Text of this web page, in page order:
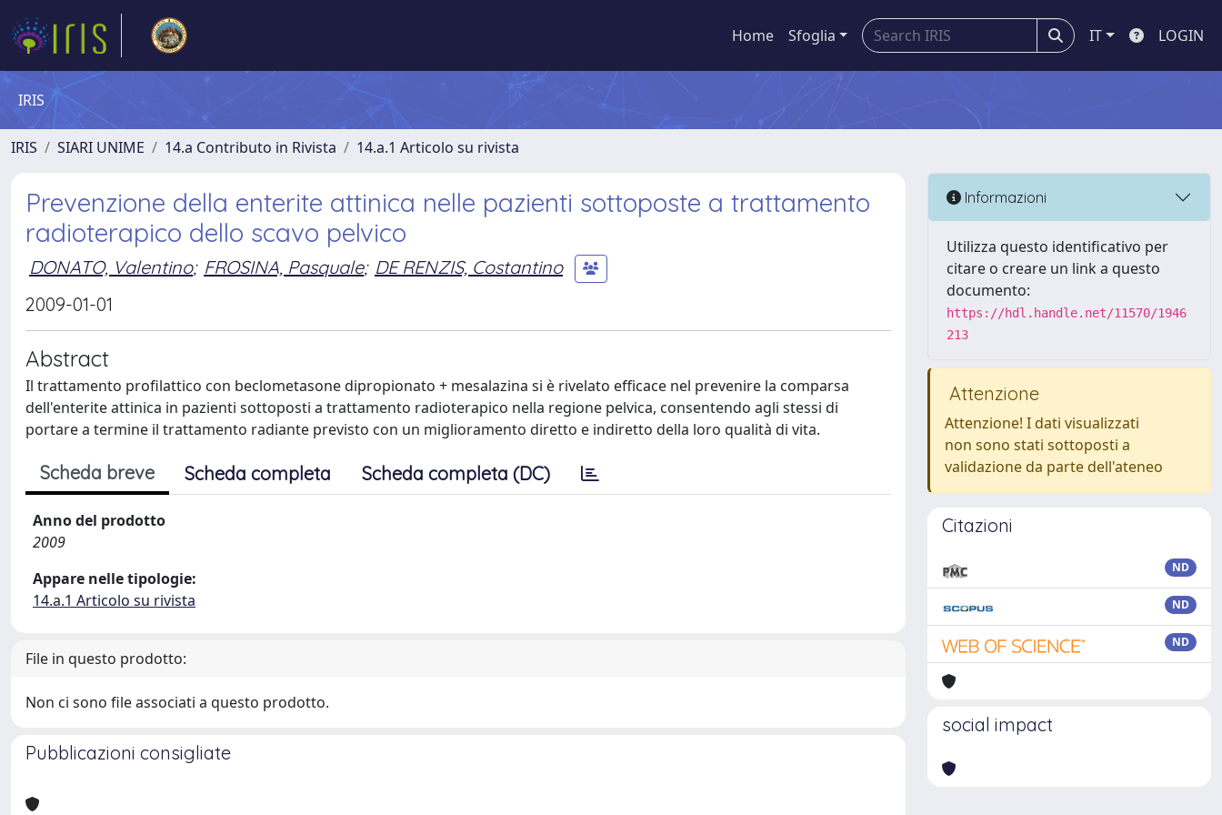
Home Sfoglia IT LOGIN
IRIS
IRIS SIARI UNIME 14.a Contributo in Rivista 14.a.1 Articolo su rivista
Prevenzione della enterite attinica nelle pazienti sottoposte a trattamento
radioterapico dello scavo pelvico
DONATO, Valentino; FROSINA, Pasquale; DE RENZIS, Costantino
2009-01-01
Abstract
Il trattamento profilattico con beclometasone dipropionato + mesalazina si è rivelato efficace nel prevenire la comparsa
dell'enterite attinica in pazienti sottoposti a trattamento radioterapico nella regione pelvica, consentendo agli stessi di
portare a termine il trattamento radiante previsto con un miglioramento diretto e indiretto della loro qualità di vita.
Scheda breve Scheda completa Scheda completa (DC)
Anno del prodotto
2009
Appare nelle tipologie:
14.a.1 Articolo su rivista
File in questo prodotto:
Non ci sono file associati a questo prodotto.
Pubblicazioni consigliate
Informazioni
Utilizza questo identificativo per
citare o creare un link a questo
documento:
https://hdl.handle.net/11570/1946
213
Attenzione
Attenzione! I dati visualizzati
non sono stati sottoposti a
validazione da parte dell'ateneo
Citazioni
ND
ND
ND
social impact